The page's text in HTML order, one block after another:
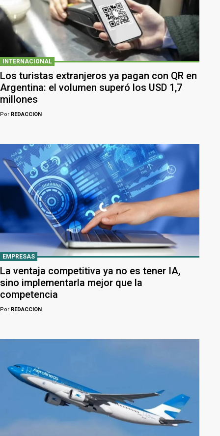
INTERNACIONAL
Los turistas extranjeros ya pagan con QR en
Argentina: el volumen superó los USD 1,7
millones
Por REDACCION
EMPRESAS
La ventaja competitiva ya no es tener IA,
sino implementarla mejor que la
competencia
Por REDACCION